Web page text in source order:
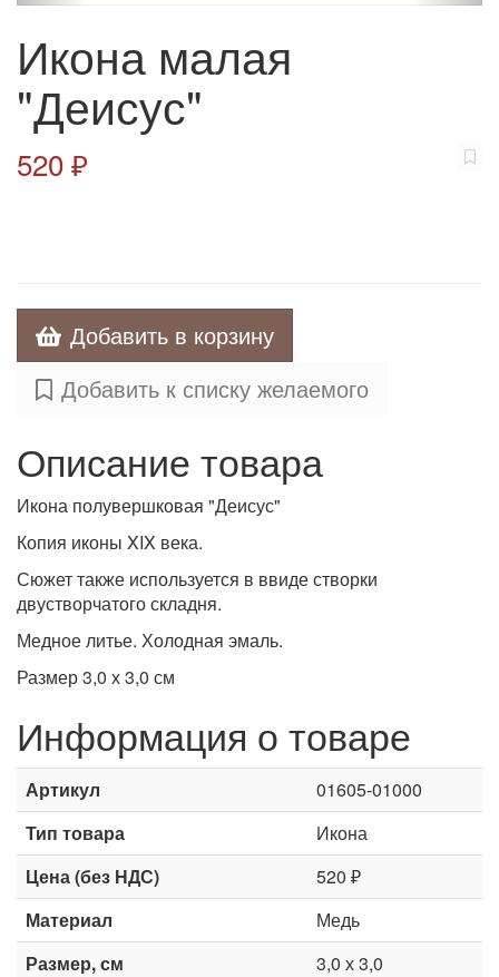
Икона малая
"Деисус"
520 ₽
Добавить в корзину
Добавить к списку желаемого
Описание товара
Икона полувершковая "Деисус"
Копия иконы XIX века.
Сюжет также используется в ввиде створки
двустворчатого складня.
Медное литье. Холодная эмаль.
Размер 3,0 х 3,0 см
Информация о товаре
Артикул
01605-01000
Тип товара
Икона
Цена (без НДС)
520 ₽
Материал
Медь
Размер, см
3,0 х 3,0